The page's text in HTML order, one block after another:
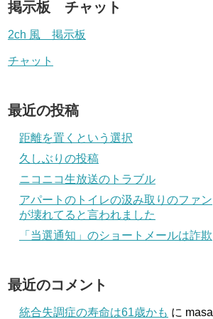
掲示板 チャット
2ch 風 掲示板
チャット
最近の投稿
距離を置くという選択
久しぶりの投稿
ニコニコ生放送のトラブル
アパートのトイレの汲み取りのファン
が壊れてると言われました
「当選通知」のショートメールは詐欺
最近のコメント
統合失調症の寿命は61歳かも に masa